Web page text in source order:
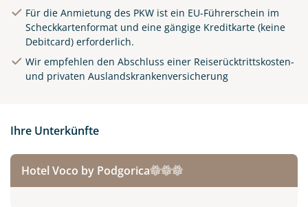
Für die Anmietung des PKW ist ein EU-Führerschein im
Scheckkartenformat und eine gängige Kreditkarte (keine
Debitcard) erforderlich.
Wir empfehlen den Abschluss einer Reiserücktrittskosten-
und privaten Auslandskrankenversicherung
Ihre Unterkünfte
Hotel Voco by Podgorica